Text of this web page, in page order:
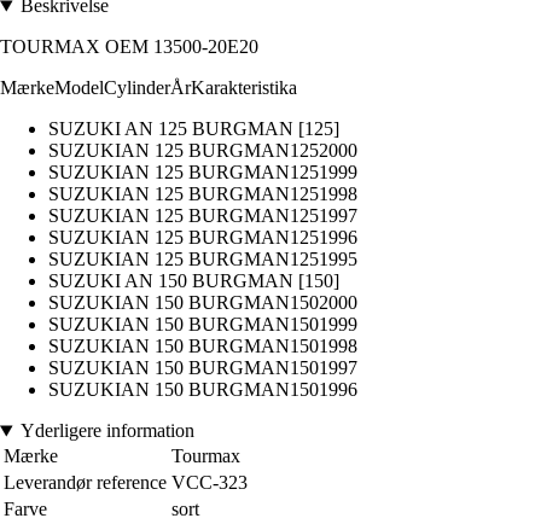
Beskrivelse
TOURMAX OEM 13500-20E20
MærkeModelCylinderÅrKarakteristika
SUZUKI AN 125 BURGMAN [125]
SUZUKIAN 125 BURGMAN1252000
SUZUKIAN 125 BURGMAN1251999
SUZUKIAN 125 BURGMAN1251998
SUZUKIAN 125 BURGMAN1251997
SUZUKIAN 125 BURGMAN1251996
SUZUKIAN 125 BURGMAN1251995
SUZUKI AN 150 BURGMAN [150]
SUZUKIAN 150 BURGMAN1502000
SUZUKIAN 150 BURGMAN1501999
SUZUKIAN 150 BURGMAN1501998
SUZUKIAN 150 BURGMAN1501997
SUZUKIAN 150 BURGMAN1501996
Yderligere information
Mærke
Tourmax
Leverandør reference VCC-323
Farve
sort